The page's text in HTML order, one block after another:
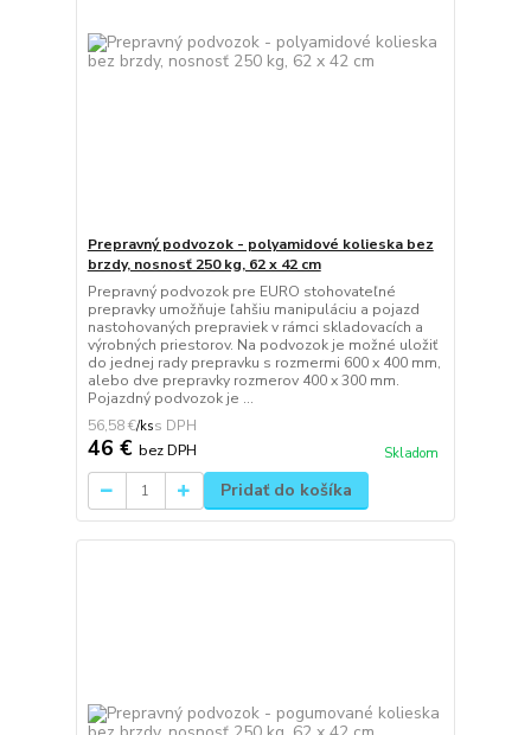
Prepravný podvozok - polyamidové kolieska bez
brzdy, nosnosť 250 kg, 62 x 42 cm
Prepravný podvozok pre EURO stohovateľné
prepravky umožňuje ľahšiu manipuláciu a pojazd
nastohovaných prepraviek v rámci skladovacích a
výrobných priestorov. Na podvozok je možné uložiť
do jednej rady prepravku s rozmermi 600 x 400 mm,
alebo dve prepravky rozmerov 400 x 300 mm.
Pojazdný podvozok je ...
56,58 €/ks
46 € bez DPH Skladom
Pridať do košíka